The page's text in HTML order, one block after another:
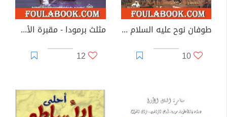
طوفان نوح عليه السلام فى القرآن والأساطير القديمة
10
مثلث برمودا - مقبرة الأطلنطي أسرار وحقائق
12